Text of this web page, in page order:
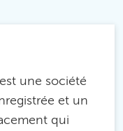
une société
et un
qui